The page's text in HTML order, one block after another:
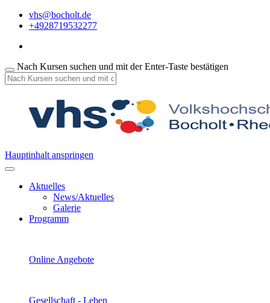
vhs@bocholt.de
+4928719532277
Nach Kursen suchen und mit der Enter-Taste bestätigen
Hauptinhalt anspringen
Aktuelles
News/Aktuelles
Galerie
Programm
Online Angebote
Gesellschaft - Leben